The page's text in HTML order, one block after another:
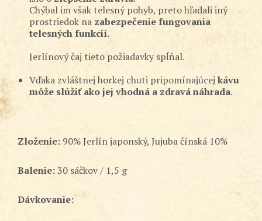
Chýbal im však telesný pohyb, preto hľadali iný
prostriedok na zabezpečenie fungovania
telesných funkcií.
Jerlínový čaj tieto požiadavky spĺňal.
Vďaka zvláštnej horkej chuti pripomínajúcej kávu
môže slúžiť ako jej vhodná a zdravá náhrada.
Zloženie: 90% Jerlín japonský, Jujuba čínská 10%
Balenie:30 sáčkov / 1,5 g
Dávkovanie: